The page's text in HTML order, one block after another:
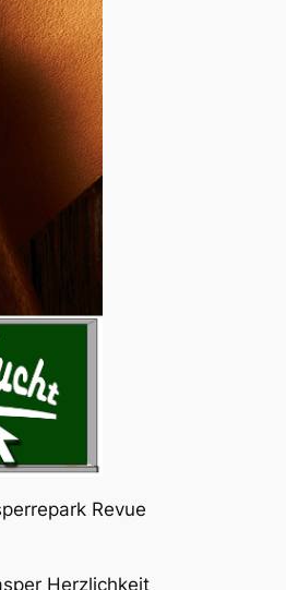
Revue
Herzlichkeit